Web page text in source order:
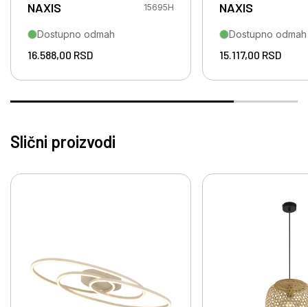
NAXIS 15695H
Dostupno odmah
16.588,00 RSD
NAXIS
Dostupno odmah
15.117,00 RSD
Slični proizvodi